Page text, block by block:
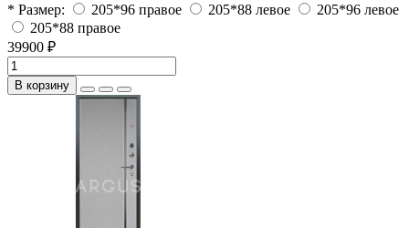
* Размер:
205*96 правое 205*88 левое
205*96 левое
205*88 правое
39900 ₽
В корзину